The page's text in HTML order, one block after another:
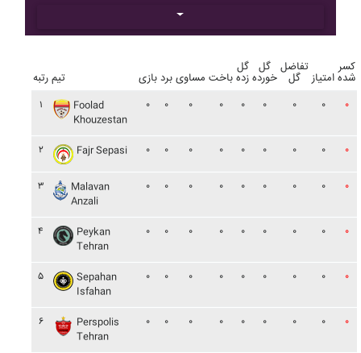
رتبه تیم بازی برد مساوی باخت
گل
زده
گل
خورده
تفاضل
گل امتیاز
کسر
شده
۱
Foolad
Khouzestan
۰ ۰ ۰ ۰ ۰ ۰ ۰ ۰ ۰
۲ Fajr Sepasi ۰ ۰ ۰ ۰ ۰ ۰ ۰ ۰ ۰
۳
Malavan
Anzali
۰ ۰ ۰ ۰ ۰ ۰ ۰ ۰ ۰
۴
Peykan
Tehran
۰ ۰ ۰ ۰ ۰ ۰ ۰ ۰ ۰
۵
Sepahan
Isfahan
۰ ۰ ۰ ۰ ۰ ۰ ۰ ۰ ۰
۶
Perspolis
Tehran
۰ ۰ ۰ ۰ ۰ ۰ ۰ ۰ ۰